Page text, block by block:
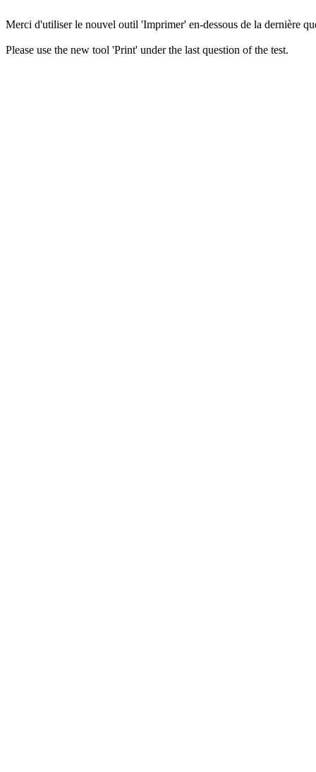
Merci d'utiliser le nouvel outil 'Imprimer' en-dessous de la dernière
Please use the new tool 'Print' under the last question of the test.